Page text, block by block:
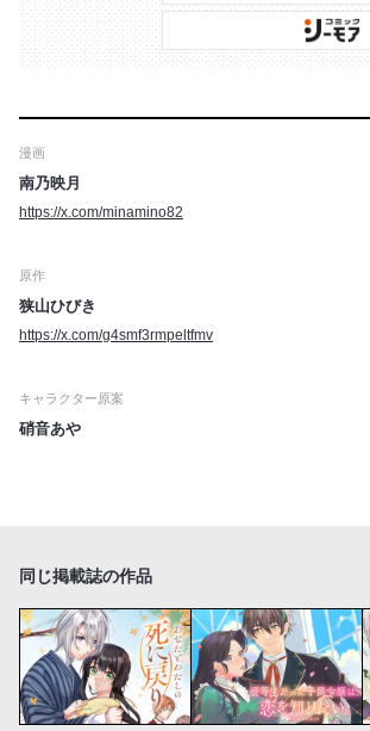
漫画
南乃映月
https://x.com/minamino82
原作
狭山ひびき
https://x.com/g4smf3rmpeltfmv
キャラクター原案
硝音あや
同じ掲載誌の作品